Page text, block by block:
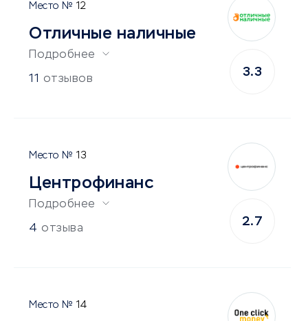
12
Отличные наличные
Подробнее
11 отзывов
3.3
13
Центрофинанс
Подробнее
4 отзыва
2.7
14